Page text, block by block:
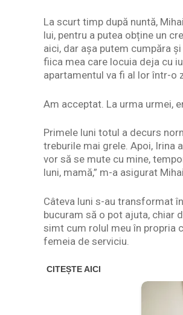
La scurt timp după nuntă,
lui, pentru a putea obține un
aici, dar așa putem cumpăra
fiica mea care locuia deja cu
apartamentul va fi al lor într-o
Am acceptat. La urma urmei,
Primele luni totul a decurs
treburile mai grele. Apoi, Irina
vor să se mute cu mine,
luni, mamă,” m-a asigurat
Câteva luni s-au transformat
bucuram să o pot ajuta, chiar
simt cum rolul meu în propria
femeia de serviciu.